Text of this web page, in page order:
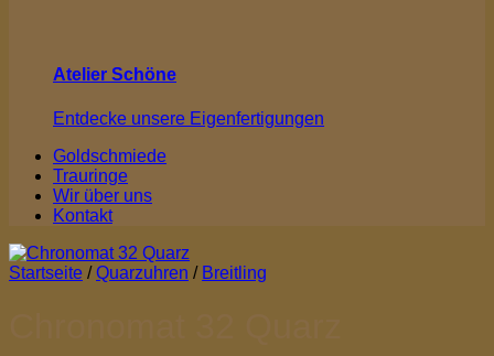
Atelier Schöne
Entdecke unsere Eigenfertigungen
Goldschmiede
Trauringe
Wir über uns
Kontakt
Startseite / Quarzuhren / Breitling